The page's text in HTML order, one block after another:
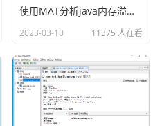
使用MAT分析java内存溢出的原因
2023-03-10 11375 人在看